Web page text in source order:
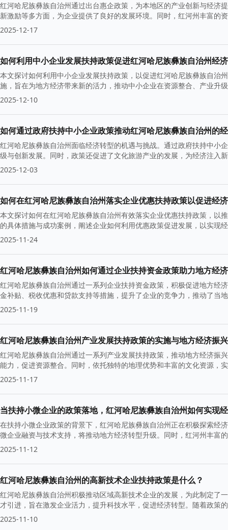
红河哈尼族彝族自治州通过出台惠企政策，为本地区的产业创新与经济
新激励等多方面，为企业提供了良好的发展环境。同时，红河州丰富的
长。
2025-12-17
如何利用中小企业发展扶持政策促进红河哈尼族彝族自治州经
本文探讨如何利用中小企业发展扶持政策，以促进红河哈尼族彝族自治
施，旨在为地方经济带来新的活力，推动中小企业在资源整合、产业升
2025-12-10
如何通过政府扶持中小企业政策推动红河哈尼族彝族自治州的
红河哈尼族彝族自治州面临经济转型的机遇与挑战。通过政府扶持中小
级与创新发展。同时，政策还促进了文化旅游产业的发展，为经济注入
2025-12-03
如何在红河哈尼族彝族自治州落实企业优惠扶持政策以促进经
本文探讨如何在红河哈尼族彝族自治州有效落实企业优惠扶持政策，以
的具体措施与成功案例，阐述企业如何利用优惠政策促进发展，以实现
2025-11-24
红河哈尼族彝族自治州如何通过企业扶持资金政策助力地方经
红河哈尼族彝族自治州通过一系列企业扶持资金政策，积极促进地方经
金补贴、税收优惠和贷款支持等措施，提升了企业的竞争力，推动了当
2025-11-19
红河哈尼族彝族自治州产业发展扶持政策的实施与地方经济振兴
红河哈尼族彝族自治州通过一系列产业发展扶持政策，推动地方经济振
能力，促进资源整合。同时，依托独特的地理优势和丰富的文化资源，
济活力。
2025-11-17
当扶持小微企业的政策落地，红河哈尼族彝族自治州如何实现
在扶持小微企业政策的背景下，红河哈尼族彝族自治州正在积极探索经
微企业融资与技术支持，将推动地方经济转型升级。同时，红河州丰富
力地方经济可持续发展。
2025-11-12
红河哈尼族彝族自治州的高新技术企业扶持政策是什么？
红河哈尼族彝族自治州积极推动区域高新技术企业的发展，为此制定了
才引进，旨在激发企业活力，提升科技水平，促进经济转型。随着政策
2025-11-10